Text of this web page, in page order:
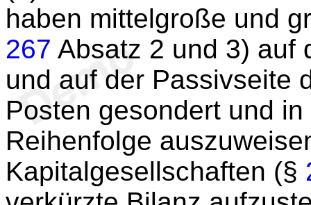
haben mittelgroße und
267 Absatz 2 und 3) auf
und auf der Passivseite
Posten gesondert und
Reihenfolge
Kapitalgesellschaften (§